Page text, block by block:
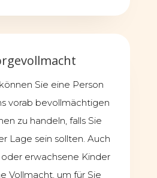
Sie eine Person
vorab bevollmächtigen
zu handeln, falls Sie
Lage sein sollten. Auch
erwachsene Kinder
Vollmacht, um für Sie